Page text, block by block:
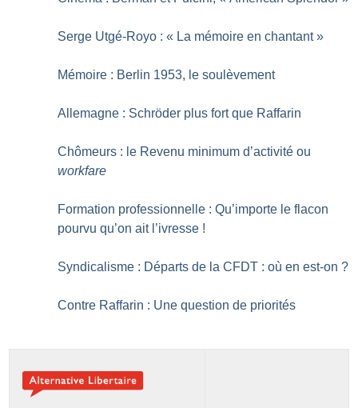
Serge Utgé-Royo : « La mémoire en chantant »
Mémoire : Berlin 1953, le soulèvement
Allemagne : Schröder plus fort que Raffarin
Chômeurs : le Revenu minimum d’activité ou
workfare
Formation professionnelle : Qu’importe le flacon
pourvu qu’on ait l’ivresse !
Syndicalisme : Départs de la CFDT : où en est-on ?
Contre Raffarin : Une question de priorités